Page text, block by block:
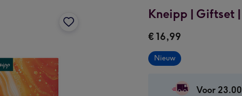
Kneipp | Giftset
€ 16,99
Nieuw
Voor